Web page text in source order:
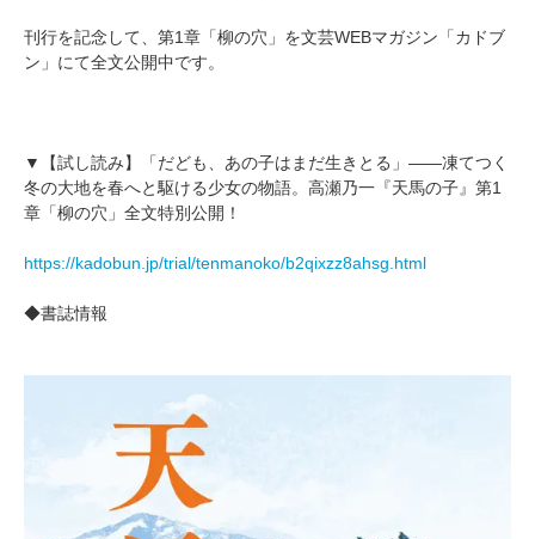
刊行を記念して、第1章「柳の穴」を文芸WEBマガジン「カドブ
ン」にて全文公開中です。
▼【試し読み】「だども、あの子はまだ生きとる」――凍てつく
冬の大地を春へと駆ける少女の物語。高瀬乃一『天馬の子』第1
章「柳の穴」全文特別公開！
https://kadobun.jp/trial/tenmanoko/b2qixzz8ahsg.html
◆書誌情報